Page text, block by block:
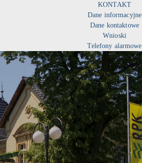
KONTAKT
Dane informacyjne
Dane kontaktowe
Wnioski
Telefony alarmowe